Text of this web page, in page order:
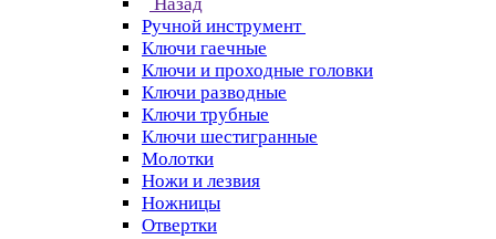
Ручной инструмент
Ключи гаечные
Ключи и проходные головки
Ключи разводные
Ключи трубные
Ключи шестигранные
Молотки
Ножи и лезвия
Ножницы
Отвертки